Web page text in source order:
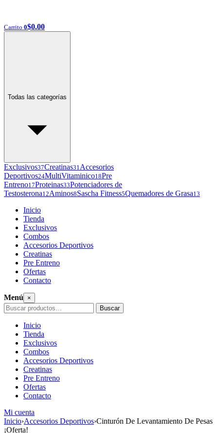
Carrito 0$0.00
Todas las categorías
Exclusivos37Creatinas31Accesorios
Deportivos24MultiVitaminico18Pre
Entreno17Proteinas33Potenciadores de
Testosterona12Aminos8Sascha Fitness5Quemadores de Grasa13
Inicio
Tienda
Exclusivos
Combos
Accesorios Deportivos
Creatinas
Pre Entreno
Ofertas
Contacto
Menú ×
Buscar
por:
Buscar
Inicio
Tienda
Exclusivos
Combos
Accesorios Deportivos
Creatinas
Pre Entreno
Ofertas
Contacto
Mi cuenta
Saltar
al
Inicio›Accesorios Deportivos›Cinturón De Levantamiento De Pesas
¡Oferta!